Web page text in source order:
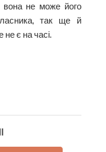
не може його
так ще й
є на часі.